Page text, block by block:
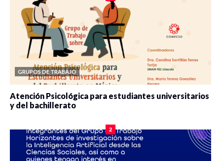
GRUPOS DE TRABAJO
Atención Psicológica para estudiantes universitarios
y del bachillerato
2